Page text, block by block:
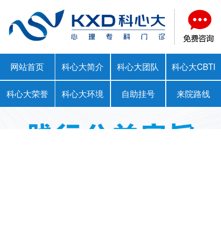
网站首页 科心大简介 科心大团队 科心大CBTI
科心大荣誉 科心大环境 自助挂号 来院路线